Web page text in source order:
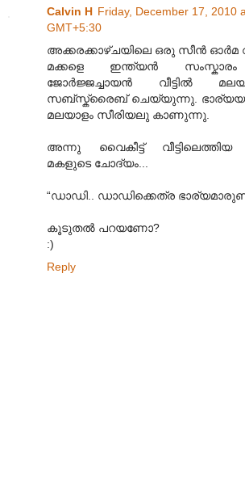
Calvin H Friday, December 17, 2010
GMT+5:30
അക്കരക്കാഴ്ചയിലെ ഒരു സീൻ ഓർമ
മക്കളെ ഇന്ത്യൻ സംസ്കാരം
ജോർജ്ജച്ചായൻ വീട്ടിൽ
സബ്സ്ക്രൈബ് ചെയ്യുന്നു. ഭാര്യയും
മലയാളം സീരിയലു കാണുന്നു.
അന്നു വൈകീട്ട് വീട്ടിലെത്തിയ
മകളുടെ ചോദ്യം...
“ഡാഡി.. ഡാഡിക്കെത്ര
കൂടുതൽ പറയണോ?
:)
Reply